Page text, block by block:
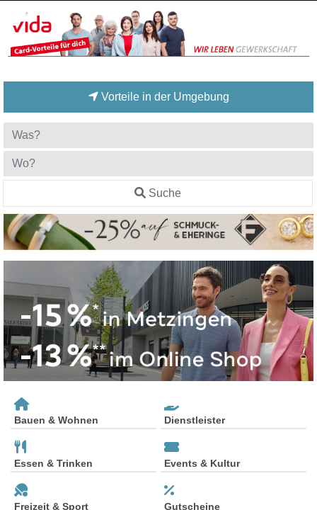
Vorteile in der Umgebung
Suche
Bauen & Wohnen Dienstleister
Essen & Trinken Events & Kultur
Freizeit & Sport Gutscheine